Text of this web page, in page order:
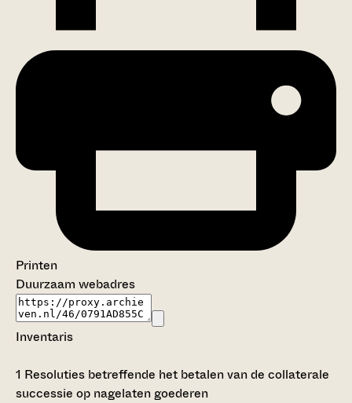
Printen
Duurzaam webadres
Inventaris
1 Resoluties betreffende het betalen van de collaterale
successie op nagelaten goederen